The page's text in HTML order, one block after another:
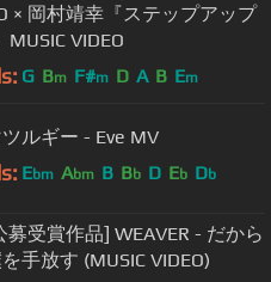
× 岡村靖幸『ステップアップ
MUSIC VIDEO
G Bm F#m D A B Em
ドラマツルギー - Eve MV
Ebm Abm B Bb D Eb Db
作品] WEAVER - だから
手放す (MUSIC VIDEO)